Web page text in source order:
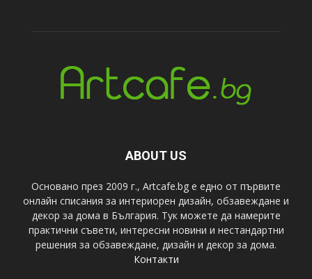
ABOUT US
Основано през 2009 г., Artcafe.bg е едно от първите
онлайн списания за интериорен дизайн, обзавеждане и
декор за дома в България. Тук можете да намерите
практични съвети, интересни новини и нестандартни
решения за обзавеждане, дизайн и декор за дома.
Контакти